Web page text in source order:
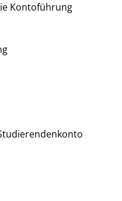
Kontoführung